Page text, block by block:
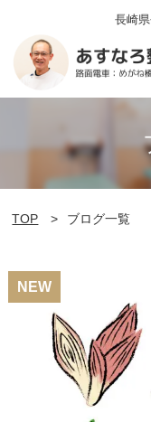
長崎
TOP ブログ一覧
NEW